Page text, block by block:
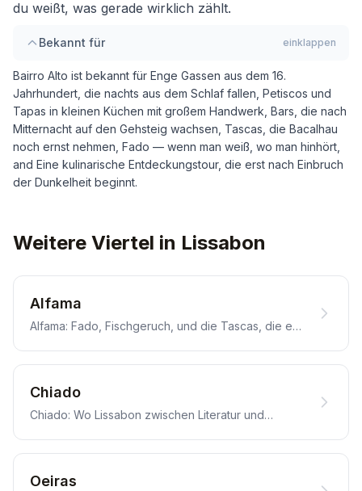
du weißt, was gerade wirklich zählt.
Bekannt für einklappen
Bairro Alto ist bekannt für Enge Gassen aus dem 16.
Jahrhundert, die nachts aus dem Schlaf fallen, Petiscos und
Tapas in kleinen Küchen mit großem Handwerk, Bars, die nach
Mitternacht auf den Gehsteig wachsen, Tascas, die Bacalhau
noch ernst nehmen, Fado — wenn man weiß, wo man hinhört,
and Eine kulinarische Entdeckungstour, die erst nach Einbruch
der Dunkelheit beginnt.
Weitere Viertel in Lissabon
Alfama
Alfama: Fado, Fischgeruch, und die Tascas, die es
Chiado
Chiado: Wo Lissabon zwischen Literatur und
Oeiras